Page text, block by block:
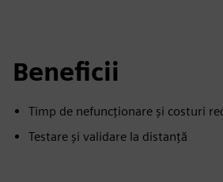
Beneficii
Timp de nefuncționare și costuri
Testare și validare la distanță